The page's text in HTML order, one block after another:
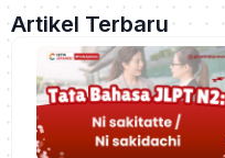
Artikel Terbaru